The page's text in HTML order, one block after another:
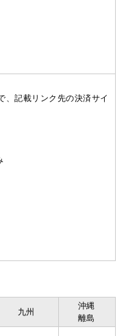
、記載リンク先の決済サイ
九州
沖縄
離島